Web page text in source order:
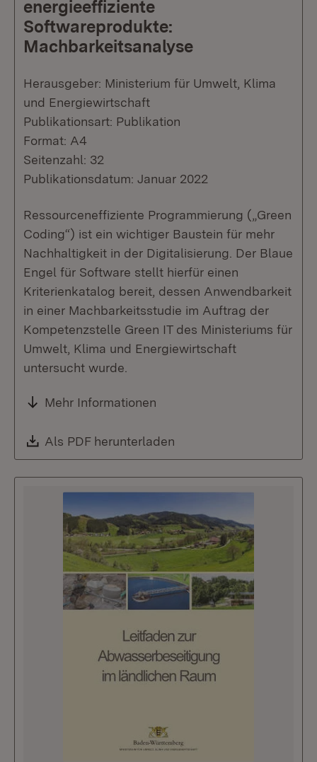
energieeffiziente
Softwareprodukte:
Machbarkeitsanalyse
Herausgeber: Ministerium für Umwelt, Klima
und Energiewirtschaft
Publikationsart: Publikation
Format: A4
Seitenzahl: 32
Publikationsdatum: Januar 2022
Ressourceneffiziente Programmierung („Green
Coding“) ist ein wichtiger Baustein für mehr
Nachhaltigkeit in der Digitalisierung. Der Blaue
Engel für Software stellt hierfür einen
Kriterienkatalog bereit, dessen Anwendbarkeit
in einer Machbarkeitsstudie im Auftrag der
Kompetenzstelle Green IT des Ministeriums für
Umwelt, Klima und Energiewirtschaft
untersucht wurde.
Mehr Informationen
Download:
Als PDF herunterladen